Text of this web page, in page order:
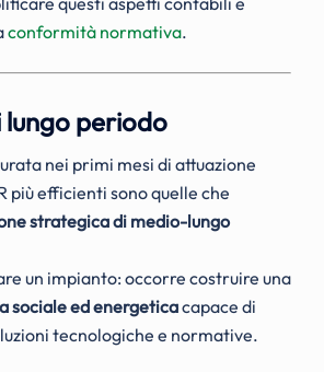
conformità normativa.
periodo
nei primi mesi di attuazione
più efficienti sono quelle che
strategica di medio-lungo
un impianto: occorre costruire una
sociale ed energeticacapace di
tecnologiche e normative.